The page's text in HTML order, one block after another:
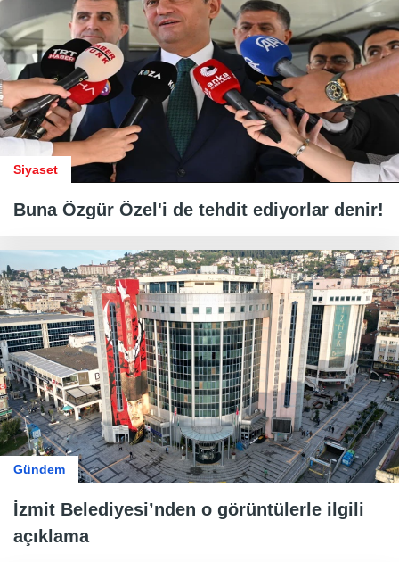
Siyaset
Buna Özgür Özel'i de tehdit ediyorlar denir!
Gündem
İzmit Belediyesi’nden o görüntülerle ilgili
açıklama